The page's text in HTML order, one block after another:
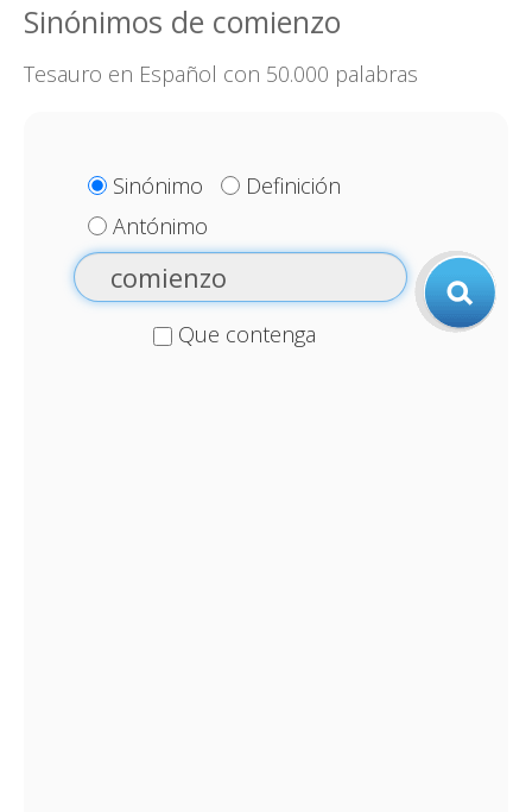
Sinónimos de comienzo
Tesauro en Español con 50.000 palabras
Sinónimo
Definición
Antónimo
Que contenga